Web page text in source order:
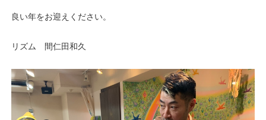
良い年をお迎えください。
リズム 間仁田和久